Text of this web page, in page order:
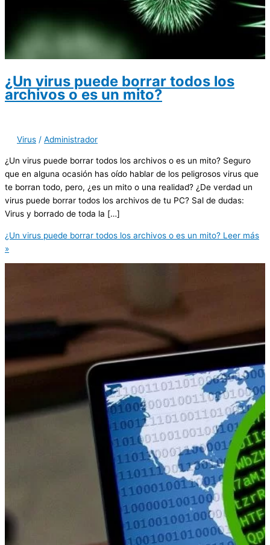
¿Un virus puede borrar todos los
archivos o es un mito?
Virus / Administrador
¿Un virus puede borrar todos los archivos o es un mito? Seguro
que en alguna ocasión has oído hablar de los peligrosos virus que
te borran todo, pero, ¿es un mito o una realidad? ¿De verdad un
virus puede borrar todos los archivos de tu PC? Sal de dudas:
Virus y borrado de toda la […]
¿Un virus puede borrar todos los archivos o es un mito? Leer más
»